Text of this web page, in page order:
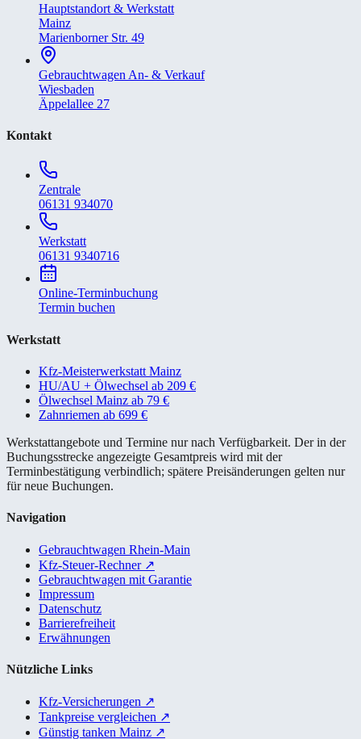
Hauptstandort & Werkstatt
Mainz
Marienborner Str. 49
Gebrauchtwagen An- & Verkauf
Wiesbaden
Äppelallee 27
Kontakt
Zentrale
06131 934070
Werkstatt
06131 9340716
Online-Terminbuchung
Termin buchen
Werkstatt
Kfz-Meisterwerkstatt Mainz
HU/AU + Ölwechsel ab 209 €
Ölwechsel Mainz ab 79 €
Zahnriemen ab 699 €
Werkstattangebote und Termine nur nach Verfügbarkeit. Der in der
Buchungsstrecke angezeigte Gesamtpreis wird mit der
Terminbestätigung verbindlich; spätere Preisänderungen gelten nur
für neue Buchungen.
Navigation
Gebrauchtwagen Rhein-Main
Kfz-Steuer-Rechner ↗
Gebrauchtwagen mit Garantie
Impressum
Datenschutz
Barrierefreiheit
Erwähnungen
Nützliche Links
Kfz-Versicherungen ↗
Tankpreise vergleichen ↗
Günstig tanken Mainz ↗